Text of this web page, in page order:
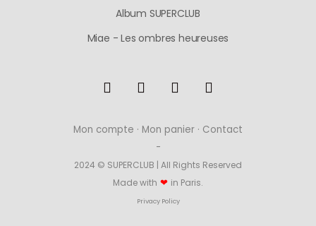
Album SUPERCLUB
Miae - Les ombres heureuses
Mon compte · Mon panier · Contact
-
2024 © SUPERCLUB | All Rights Reserved
Made with ❤ in Paris.
Privacy Policy